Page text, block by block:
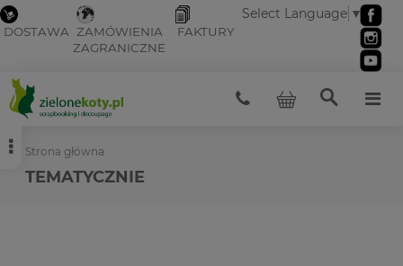
DOSTAWA ZAMÓWIENIA
ZAGRANICZNE
FAKTURY
Select Language ▼
Strona główna
TEMATYCZNIE